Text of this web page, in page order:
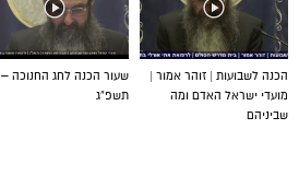
שעור הכנה לחג החנוכה –
תשפ”ג
הכנה לשבועות | זוהר אמור |
מועדי ישראל האדם ומה
שביניהם